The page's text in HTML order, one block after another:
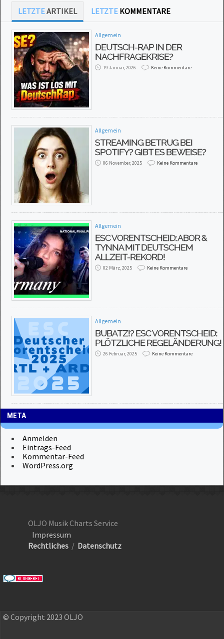
LETZTEARTIKEL LETZTE KOMMENTARE
Allgemein
DEUTSCH-RAP IN DER
NACHFRAGEKRISE?
19 Januar, 2026 Keine Kommentare
Allgemein
STREAMING BETRUG BEI
SPOTIFY? GIBT ES BEWEISE?
06 November, 2025 Keine Kommentare
Allgemein
ESC VORENTSCHEID: ABOR &
TYNNA MIT DEUTSCHEM
ALLZEIT-REKORD!
02 März, 2025 Keine Kommentare
Allgemein
BUBATZ!? ESC VORENTSCHEID:
PLÖTZLICHE REGELÄNDERUNG!
26 Februar, 2025 Keine Kommentare
META
Anmelden
Eintrags-Feed
Kommentar-Feed
WordPress.org
OLJO Musik Charts Service
Impressum
Rechtliches / Datenschutz
© Copyright 2023 OLJO